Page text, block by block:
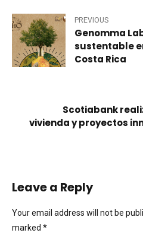
PREVIOUS
Genomma
sustentable
Costa Rica
Scotiabank
vivienda y proyectos
Leave a Reply
Your email address will not be
marked *